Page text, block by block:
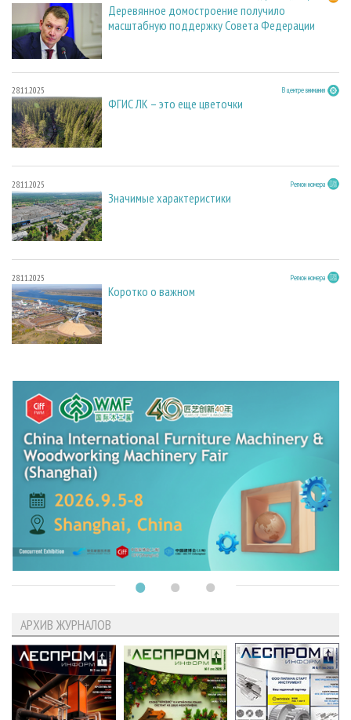
Деревянное домостроение получило
масштабную поддержку Совета Федерации
28.11.2025 В центре внимания
ФГИС ЛК – это еще цветочки
28.11.2025 Регион номера
Значимые характеристики
28.11.2025 Регион номера
Коротко о важном
АРХИВ ЖУРНАЛОВ